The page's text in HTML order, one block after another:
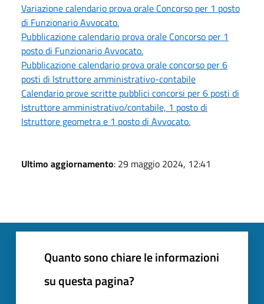
Variazione calendario prova orale Concorso per 1 posto
di Funzionario Avvocato.
Pubblicazione calendario prova orale Concorso per 1
posto di Funzionario Avvocato.
Pubblicazione calendario prova orale concorso per 6
posti di Istruttore amministrativo-contabile
Calendario prove scritte pubblici concorsi per 6 posti di
Istruttore amministrativo/contabile, 1 posto di
Istruttore geometra e 1 posto di Avvocato.
Ultimo aggiornamento: 29 maggio 2024, 12:41
Quanto sono chiare le informazioni
su questa pagina?